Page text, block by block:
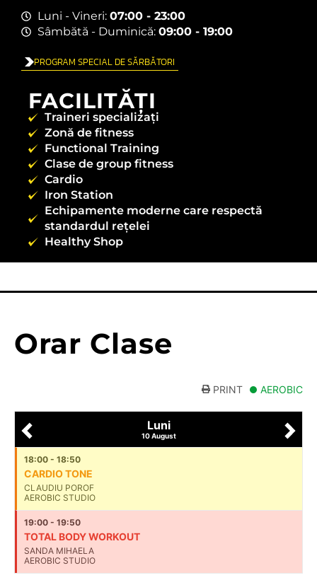
Luni - Vineri: 07:00 - 23:00
Sâmbătă - Duminică: 09:00 - 19:00
PROGRAM SPECIAL DE SĂRBĂTORI
FACILITĂȚI
Traineri specializați
Zonă de fitness
Functional Training
Clase de group fitness
Cardio
Iron Station
Echipamente moderne care respectă
standardul rețelei
Healthy Shop
Orar Clase